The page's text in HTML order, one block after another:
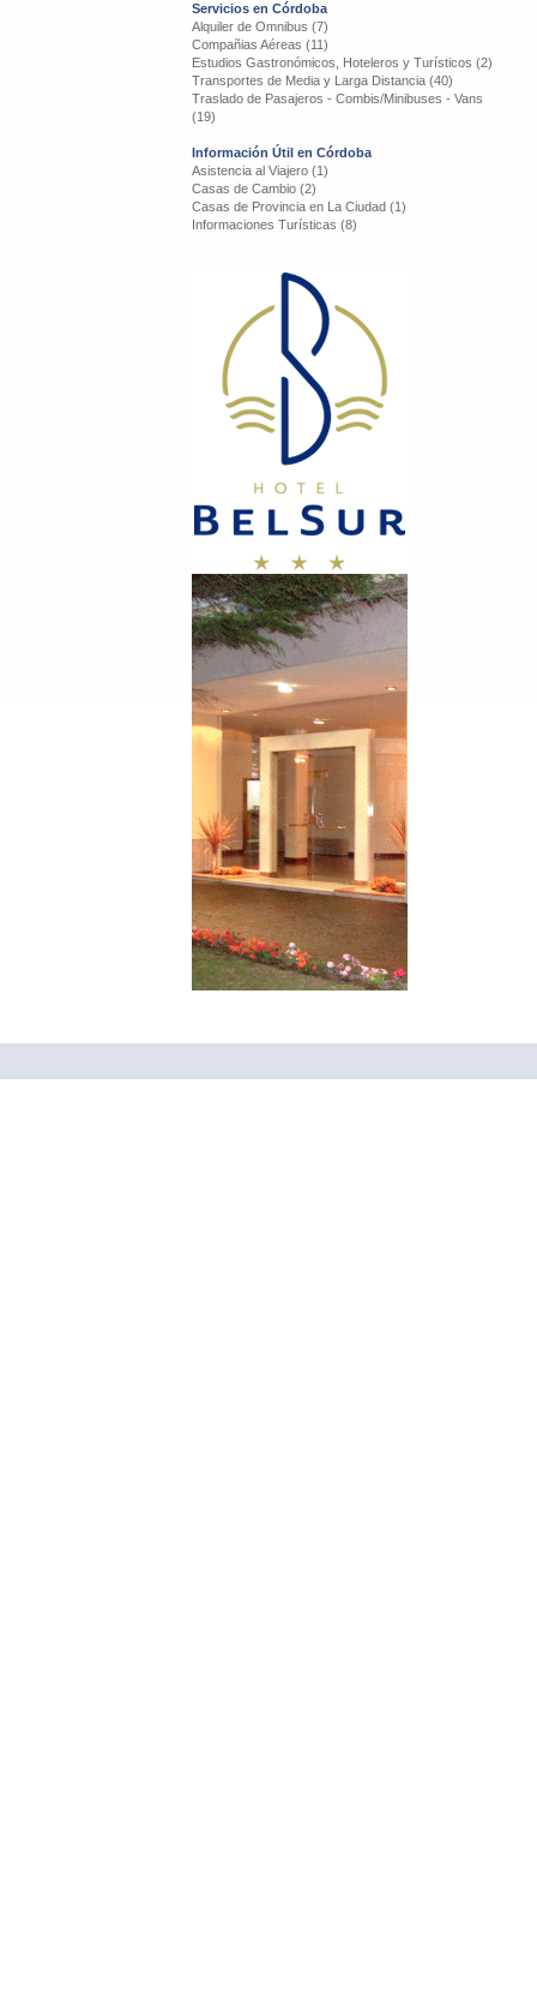
Servicios en Córdoba
Alquiler de Omnibus (7)
Compañias Aéreas (11)
Estudios Gastronómicos, Hoteleros y Turísticos (2)
Transportes de Media y Larga Distancia (40)
Traslado de Pasajeros - Combis/Minibuses - Vans
(19)
Información Útil en Córdoba
Asistencia al Viajero (1)
Casas de Cambio (2)
Casas de Provincia en La Ciudad (1)
Informaciones Turísticas (8)